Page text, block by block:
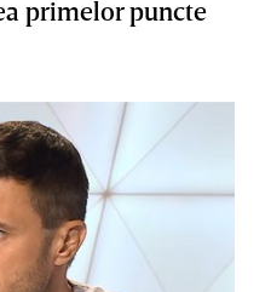
primelor puncte